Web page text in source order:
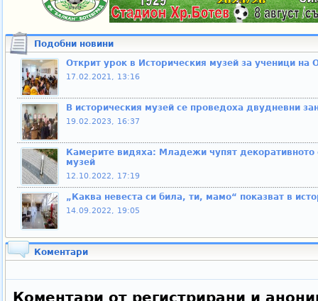
Подобни новини
Открит урок в Историческия музей за ученици на
17.02.2021, 13:16
В историческия музей се проведоха двудневни
19.02.2023, 16:37
Камерите видяха: Младежи чупят декоративното
музей
12.10.2022, 17:19
„Каква невеста си била, ти, мамо“ показват в
14.09.2022, 19:05
Коментари
Коментари от регистрирани и